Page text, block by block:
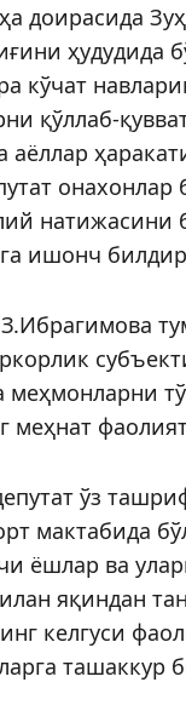
доирасида
ҳудудида
кўчат
қўллаб-
аёллар
онахонлар
натижасини
ишонч
меҳмонларни
меҳнат
ўз
мактабида
ёшлар ва
яқиндан
келгуси
ташаккур